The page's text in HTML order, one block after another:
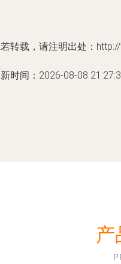
转载，请注明出处：
时间：2026-08-08
产